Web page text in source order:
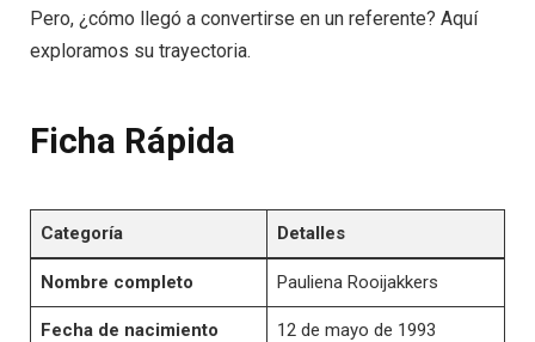
Pero, ¿cómo llegó a convertirse en un referente? Aquí
exploramos su trayectoria.
Ficha Rápida
Categoría Detalles
Nombre completo Pauliena Rooijakkers
Fecha de nacimiento 12 de mayo de 1993